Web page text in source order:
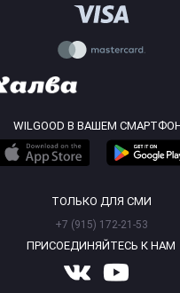
WILGOOD В ВАШЕМ
ТОЛЬКО ДЛЯ СМИ
+7 (915) 172-21-53
ПРИСОЕДИНЯЙТЕСЬ К НАМ